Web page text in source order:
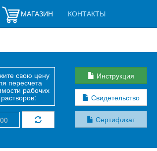
МАГАЗИН КОНТАКТЫ
свою цену
пересчета
рабочих
растворов:
Инструкция
Свидетельство
Сертификат